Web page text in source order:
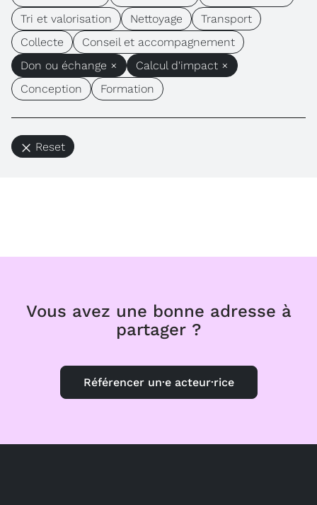
Tri et valorisation
Nettoyage
Transport
Collecte
Conseil et accompagnement
Don ou échange ×
Calcul d'impact ×
Conception
Formation
Reset
Vous avez une bonne adresse à
partager ?
Référencer un·e acteur·rice